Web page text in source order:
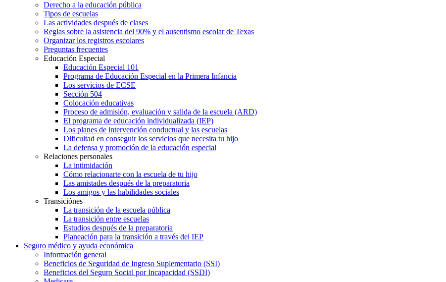
Derecho a la educación pública
Tipos de escuelas
Las actividades después de clases
Reglas sobre la asistencia del 90% y el ausentismo escolar de Texas
Organizar los registros escolares
Preguntas frecuentes
Educación Especial
Educación Especial 101
Programa de Educación Especial en la Primera Infancia
Los servicios de ECSE
Sección 504
Colocación educativas
Proceso de admisión, evaluación y salida de la escuela (ARD)
El programa de educación individualizada (IEP)
Los planes de intervención conductual y las escuelas
Dificultad en conseguir los servicios que necesita tu hijo
La defensa y promoción de la educación especial
Relaciones personales
La intimidación
Cómo relacionarte con la escuela de tu hijo
Las amistades después de la preparatoria
Los amigos y las habilidades sociales
Transiciónes
La transición de la escuela pública
La transición entre escuelas
Estudios después de la preparatoria
Planeación para la transición a través del IEP
Seguro médico y ayuda económica
Información general
Beneficios de Seguridad de Ingreso Suplementario (SSI)
Beneficios del Seguro Social por Incapacidad (SSDI)